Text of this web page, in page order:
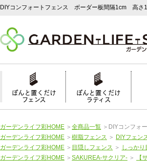
DIYコンフォートフェンス ボーダー板間隔1cm 高
ぽんと置くだけ
フェンス
ぽんと置くだけ
ラティス
ガーデンライフ彩HOME ＞ 全商品一覧 ＞ DIYコンフォ
ガーデンライフ彩HOME ＞ 樹脂フェンス ＞ DIYフェン
ガーデンライフ彩HOME ＞ 目隠しフェンス ＞ しっかり
ガーデンライフ彩HOME ＞ SAKUREA-サクリア- ＞
【